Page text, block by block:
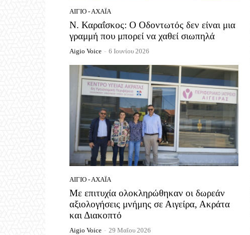
ΑΊΓΙΟ - ΑΧΑΪ́Α
Ν. Καραΐσκος: Ο Οδοντωτός δεν είναι μια
γραμμή που μπορεί να χαθεί σιωπηλά
Aigio Voice - 6 Ιουνίου 2026
ΑΊΓΙΟ - ΑΧΑΪ́Α
Με επιτυχία ολοκληρώθηκαν οι δωρεάν
αξιολογήσεις μνήμης σε Αιγείρα, Ακράτα
και Διακοπτό
Aigio Voice - 29 Μαΐου 2026